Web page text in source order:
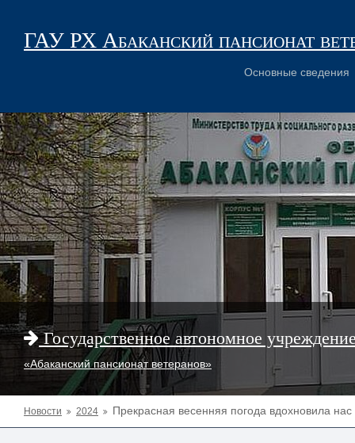
ГАУ РХ Абаканский пансионат
Основные сведения
Государственное автономное
«Абаканский пансионат ветеранов»
Новости 2024 Прекрасная весенняя погода вдохновила